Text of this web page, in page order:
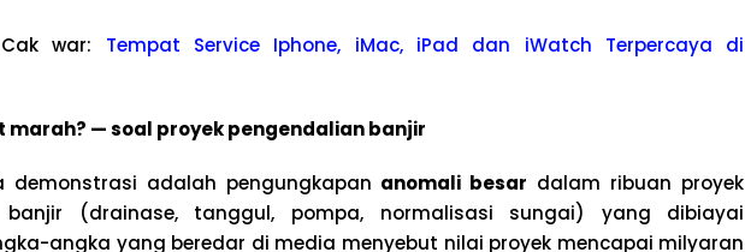
war: Tempat Service Iphone, iMac, iPad dan iWatch Terpercaya di
marah? — soal proyek pengendalian banjir
demonstrasi adalah pengungkapan anomali besar dalam ribuan proyek
banjir (drainase, tanggul, pompa, normalisasi sungai) yang dibiayai
angka yang beredar di media menyebut nilai proyek mencapai milyaran